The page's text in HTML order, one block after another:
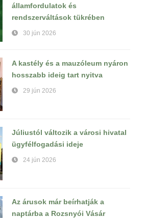
államfordulatok és
rendszerváltások tükrében
30 jún 2026
A kastély és a mauzóleum nyáron
hosszabb ideig tart nyitva
29 jún 2026
Júliustól változik a városi hivatal
ügyfélfogadási ideje
24 jún 2026
Az árusok már beírhatják a
naptárba a Rozsnyói Vásár